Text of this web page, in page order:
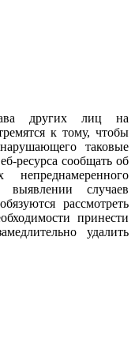
других лиц на
к тому, чтобы
таковые
ресурса сообщать об
случаев
рассмотреть
принести
удалить